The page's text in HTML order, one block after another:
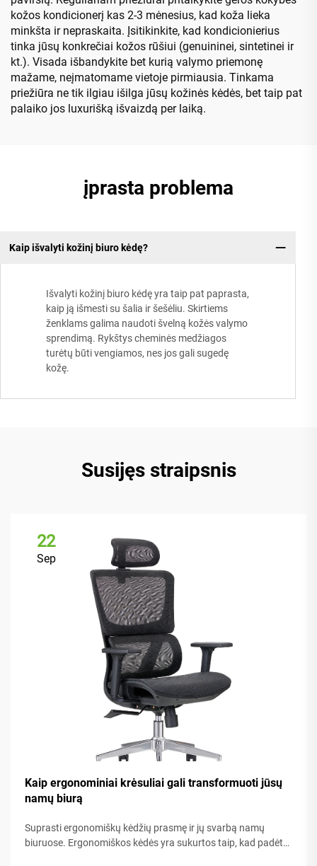
kožos kondicionerį kas 2-3 mėnesius, kad koža lieka
minkšta ir nepraskaita. Įsitikinkite, kad kondicionierius
tinka jūsų konkrečiai kožos rūšiui (genuininei, sintetinei ir
kt.). Visada išbandykite bet kurią valymo priemonę
mažame, neįmatomame vietoje pirmiausia. Tinkama
priežiūra ne tik ilgiau išilga jūsų kožinės kėdės, bet taip pat
palaiko jos luxurišką išvaizdą per laiką.
įprasta problema
Kaip išvalyti kožinį biuro kėdę?
Išvalyti kožinį biuro kėdę yra taip pat paprasta,
kaip ją išmesti su šalia ir šešėliu. Skirtiems
ženklams galima naudoti švelną kožės valymo
sprendimą. Rykštys cheminės medžiagos
turėtų būti vengiamos, nes jos gali sugedę
kožę.
Susijęs straipsnis
22
Sep
Kaip ergonominiai krėsuliai gali transformuoti jūsų
namų biurą
Suprasti ergonomiškų kėdžių prasmę ir jų svarbą namų
biuruose. Ergonomiškos kėdės yra sukurtos taip, kad padėtų